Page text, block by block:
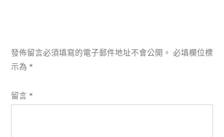
發佈留言必須填寫的電子郵件地址不會公開。 必填欄位標
示為 *
留言 *